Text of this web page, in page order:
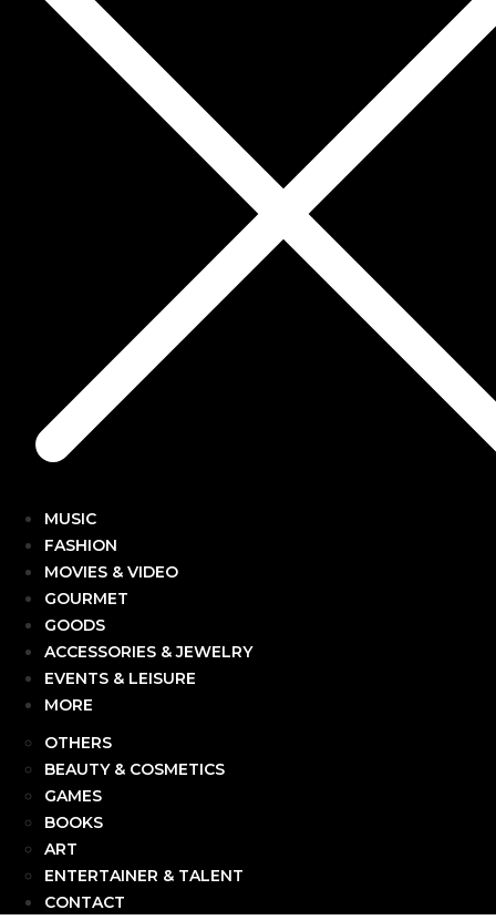
MUSIC
FASHION
MOVIES & VIDEO
GOURMET
GOODS
ACCESSORIES & JEWELRY
EVENTS & LEISURE
MORE
OTHERS
BEAUTY & COSMETICS
GAMES
BOOKS
ART
ENTERTAINER & TALENT
CONTACT